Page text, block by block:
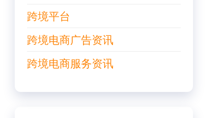
跨境平台
跨境电商广告资讯
跨境电商服务资讯